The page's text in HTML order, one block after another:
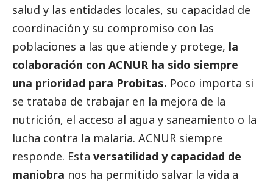
salud y las entidades locales, su capacidad de
coordinación y su compromiso con las
poblaciones a las que atiende y protege, la
colaboración con ACNUR ha sido siempre
una prioridad para Probitas. Poco importa si
se trataba de trabajar en la mejora de la
nutrición, el acceso al agua y saneamiento o la
lucha contra la malaria. ACNUR siempre
responde. Esta versatilidad y capacidad de
maniobra nos ha permitido salvar la vida a